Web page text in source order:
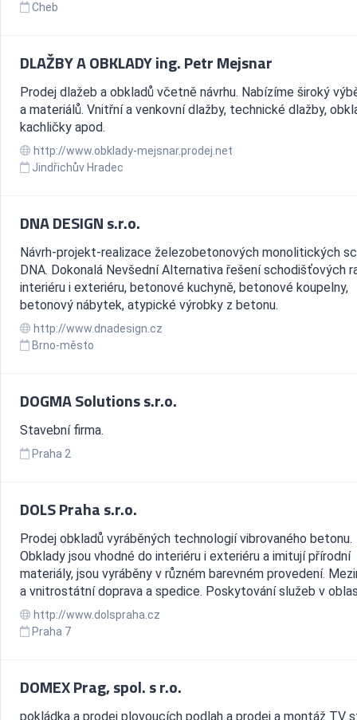
Cheb
DLAŽBY A OBKLADY ing. Petr Mejsnar
Prodej dlažeb a obkladů včetně návrhu. Nabízíme široký
a materiálů. Vnitřní a venkovní dlažby, technické dlažby,
kachličky apod.
http://www.obklady-mejsnar.prodej.net
Jindřichův Hradec
DNA DESIGN s.r.o.
Návrh-projekt-realizace železobetonových monolitických
DNA. Dokonalá Nevšední Alternativa řešení schodišťových
interiéru i exteriéru, betonové kuchyně, betonové koupelny,
betonový nábytek, atypické výrobky z betonu.
http://www.dnadesign.cz
Brno-město
DOGMA Solutions s.r.o.
Stavební firma.
Praha 2
DOLS Praha s.r.o.
Prodej obkladů vyráběných technologií vibrovaného betonu.
Obklady jsou vhodné do interiéru i exteriéru a imitují přírodní
materiály, jsou vyráběny v různém barevném provedení.
a vnitrostátní doprava a spedice. Poskytování služeb v
http://www.dolspraha.cz
Praha 7
DOMEX Prag, spol. s r.o.
pokládka a prodej plovoucích podlah a prodej a montáž TV